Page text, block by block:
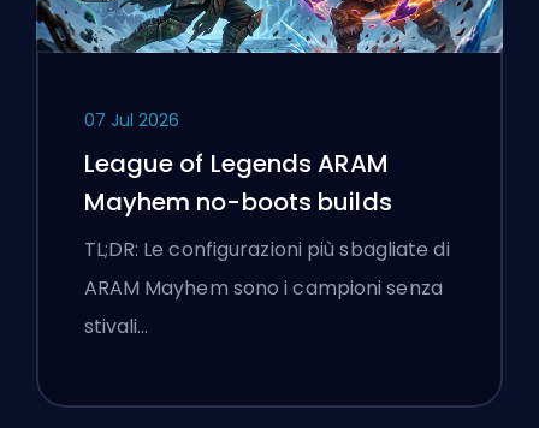
07 Jul 2026
League of Legends ARAM
Mayhem no-boots builds
TL;DR: Le configurazioni più sbagliate di
ARAM Mayhem sono i campioni senza
stivali…